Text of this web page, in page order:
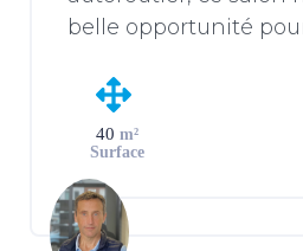
belle opportunité
et apaisant, idéal
en quête de bien
loin du rythme
de […]
40 m²
Surface